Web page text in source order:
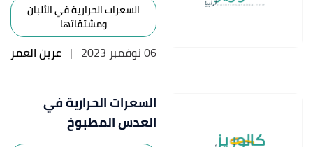
السعرات الحرارية في الألبان
ومشتقاتها
06 نوفمبر 2023 | عرين العمر
السعرات الحرارية في
العدس المطبوخ